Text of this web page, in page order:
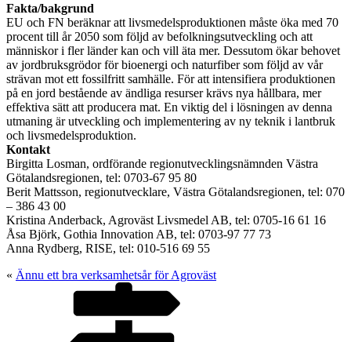
Fakta/bakgrund
EU och FN beräknar att livsmedelsproduktionen måste öka med 70
procent till år 2050 som följd av befolkningsutveckling och att
människor i fler länder kan och vill äta mer. Dessutom ökar behovet
av jordbruksgrödor för bioenergi och naturfiber som följd av vår
strävan mot ett fossilfritt samhälle. För att intensifiera produktionen
på en jord bestående av ändliga resurser krävs nya hållbara, mer
effektiva sätt att producera mat. En viktig del i lösningen av denna
utmaning är utveckling och implementering av ny teknik i lantbruk
och livsmedelsproduktion.
Kontakt
Birgitta Losman, ordförande regionutvecklingsnämnden Västra
Götalandsregionen, tel: 0703-67 95 80
Berit Mattsson, regionutvecklare, Västra Götalandsregionen, tel: 070
– 386 43 00
Kristina Anderback, Agroväst Livsmedel AB, tel: 0705-16 61 16
Åsa Björk, Gothia Innovation AB, tel: 0703-97 77 73
Anna Rydberg, RISE, tel: 010-516 69 55
« Ännu ett bra verksamhetsår för Agroväst